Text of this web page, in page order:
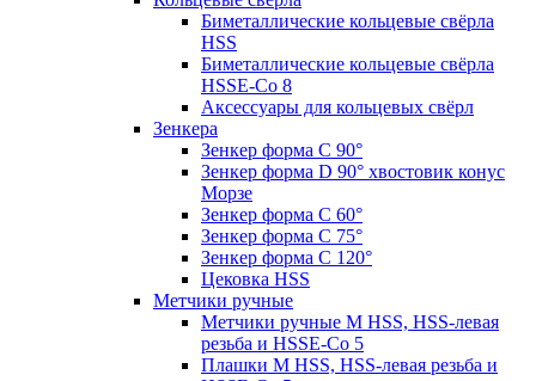
Биметаллические кольцевые свёрла
HSS
Биметаллические кольцевые свёрла
HSSE-Co 8
Аксессуары для кольцевых свёрл
Зенкера
Зенкер форма С 90°
Зенкер форма D 90° хвостовик конус
Морзе
Зенкер форма С 60°
Зенкер форма С 75°
Зенкер форма С 120°
Цековка HSS
Метчики ручные
Метчики ручные M HSS, HSS-левая
резьба и HSSE-Co 5
Плашки M HSS, HSS-левая резьба и